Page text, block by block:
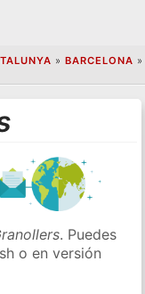
» BARCELONA »
. Puedes
o en versión